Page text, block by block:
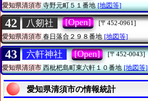
愛知県清須市寺野元町５１番地 [地図等]
42 八剱社 [Open]
[〒452-0961]
愛知県清須市春日落合２９８番地 [地図等]
43 六軒神社 [Open]
[〒452-0043]
愛知県清須市西枇杷島町東六軒１０番地 [地図等]
愛知県清須市の情報統計